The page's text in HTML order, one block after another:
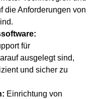
die Anforderungen von
für
ausgelegt sind,
und sicher zu
Einrichtung von